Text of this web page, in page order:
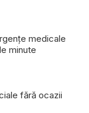
medicale
minute
fără ocazii